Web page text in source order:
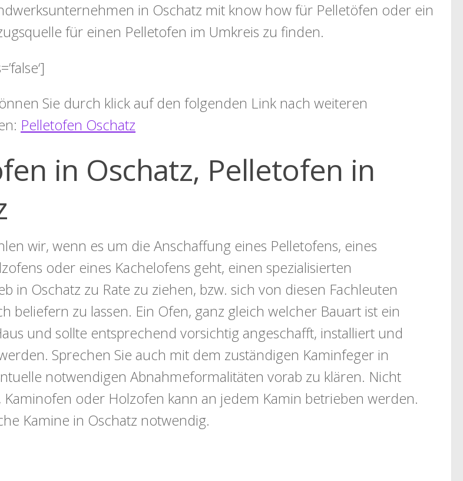
in Oschatz mit know how für Pelletöfen oder ein
für einen Pelletofen im Umkreis zu finden.
Sie durch klick auf den folgenden Link nach weiteren
Pelletofen Oschatz
in Oschatz, Pelletofen in
wir, wenn es um die Anschaffung eines Pelletofens, eines
oder eines Kachelofens geht, einen spezialisierten
in Oschatz zu Rate zu ziehen, bzw. sich von diesen Fachleuten
beliefern zu lassen. Ein Ofen, ganz gleich welcher Bauart ist ein
und sollte entsprechend vorsichtig angeschafft, installiert und
Sprechen Sie auch mit dem zuständigen Kaminfeger in
notwendigen Abnahmeformalitäten vorab zu klären. Nicht
Kaminofen oder Holzofen kann an jedem Kamin betrieben werden.
Kamine in Oschatz notwendig.